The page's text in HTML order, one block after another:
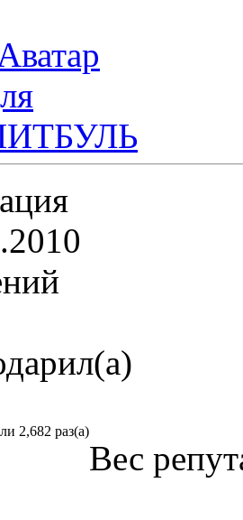
2,682 раз(а)
Вес